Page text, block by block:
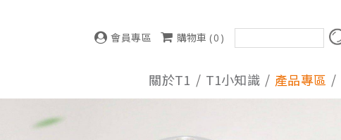
購物車 (0 )
會員專區
關於T1 T1小知識 產品專區